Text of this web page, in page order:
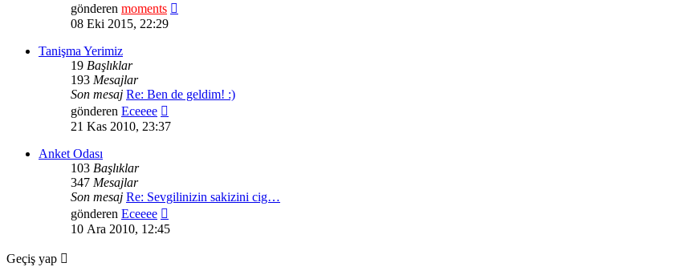
gönderen moments
08 Eki 2015, 22:29
Tanişma Yerimiz
19 Başlıklar
193 Mesajlar
Son mesaj Re: Ben de geldim! :)
gönderen Eceeee
mesajı
21 Kas 2010, 23:37
Anket Odası
103 Başlıklar
347 Mesajlar
Son mesaj Re: Sevgilinizin sakizini cig…
gönderen Eceeee
mesajı
10 Ara 2010, 12:45
Geçiş yap